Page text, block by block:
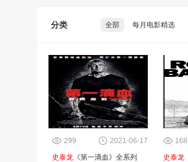
分类 全部 每月电影精选
2021-06-17
299
史泰龙 《第一滴血》全系列
168
史泰龙